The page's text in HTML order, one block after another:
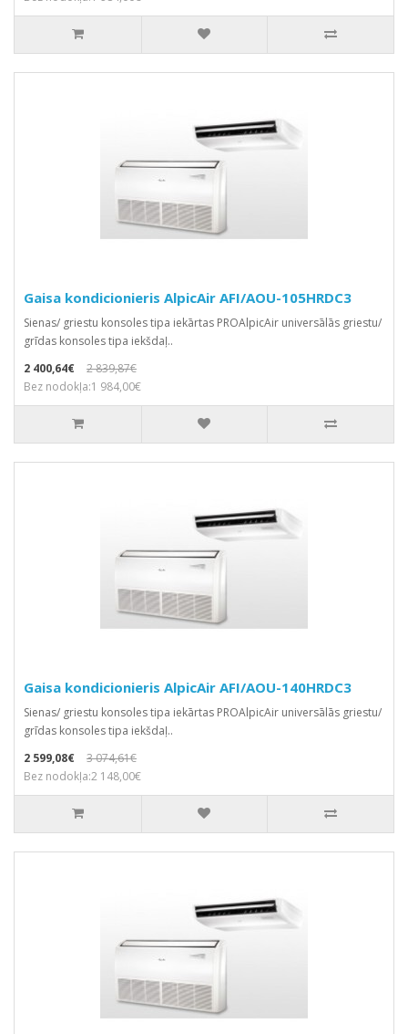
Gaisa kondicionieris AlpicAir AFI/AOU-105HRDC3
Sienas/ griestu konsoles tipa iekārtas PROAlpicAir universālās griestu/
grīdas konsoles tipa iekšdaļ..
2 400,64€
2 839,87€
Bez nodokļa:1 984,00€
Gaisa kondicionieris AlpicAir AFI/AOU-140HRDC3
Sienas/ griestu konsoles tipa iekārtas PROAlpicAir universālās griestu/
grīdas konsoles tipa iekšdaļ..
2 599,08€
3 074,61€
Bez nodokļa:2 148,00€